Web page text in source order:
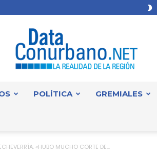
POLÍTICA GREMIALES
«HUBO MUCHO CORTE DE...